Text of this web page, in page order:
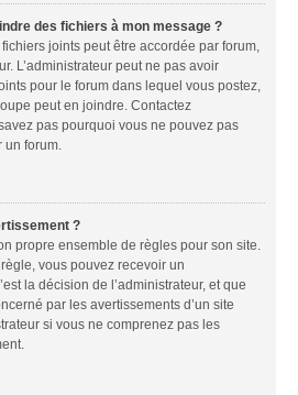
des fichiers à mon message ?
joints peut être accordée par forum,
L’administrateur peut ne pas avoir
pour le forum dans lequel vous postez,
peut en joindre. Contactez
pas pourquoi vous ne pouvez pas
forum.
?
propre ensemble de règles pour son site.
vous pouvez recevoir un
la décision de l’administrateur, et que
par les avertissements d’un site
si vous ne comprenez pas les